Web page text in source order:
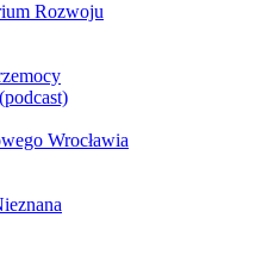
Rozwoju
Wrocławia